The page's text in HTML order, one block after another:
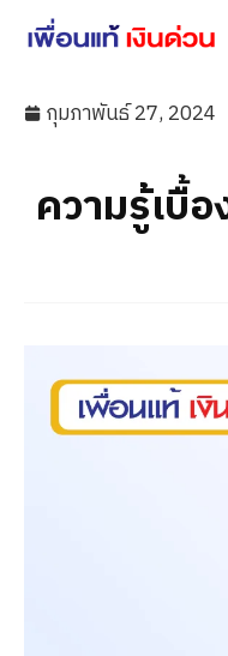
กุมภาพันธ์ 27, 2024
ความรู้เบื้